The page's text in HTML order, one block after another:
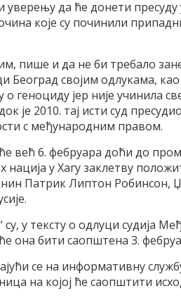
уверењу да ће донети
које су починили
пише и да не би требало
Београд својим одлукама, као
геноциду јер није учинила
је 2010. тај исти суд
с међународним правом.
већ 6. фебруара доћи до
нација у Хагу заклетву
Патрик Липтон Робинсон,
у тексту о одлуци судија
она бити саопштена 3.
се на информативну
на којој ће саопштити